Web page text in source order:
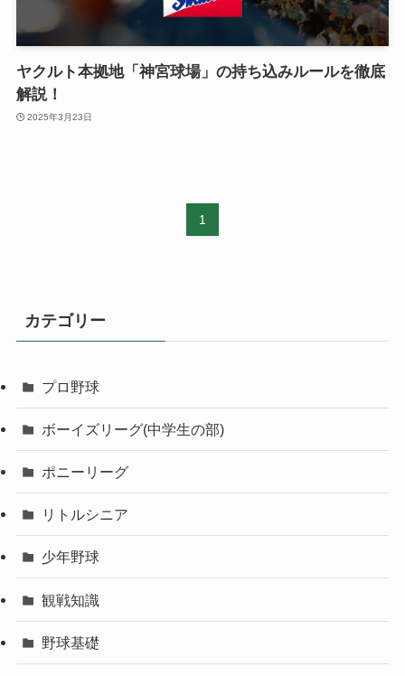
ヤクルト本拠地「神宮球場」の持ち込みルールを徹底
解説！
2025年3月23日
1
カテゴリー
プロ野球
ボーイズリーグ(中学生の部)
ポニーリーグ
リトルシニア
少年野球
観戦知識
野球基礎